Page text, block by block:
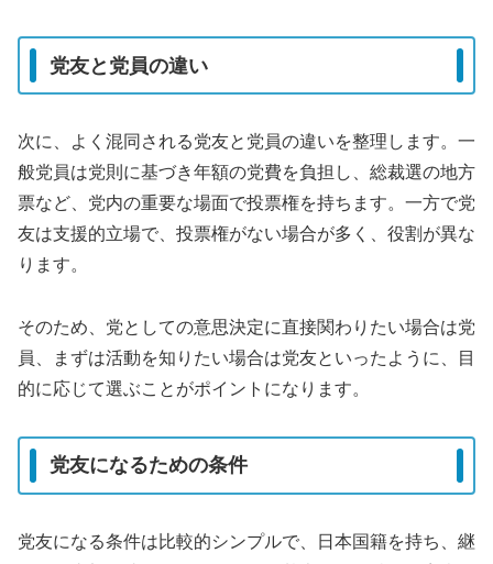
党友と党員の違い
次に、よく混同される党友と党員の違いを整理します。一
般党員は党則に基づき年額の党費を負担し、総裁選の地方
票など、党内の重要な場面で投票権を持ちます。一方で党
友は支援的立場で、投票権がない場合が多く、役割が異な
ります。
そのため、党としての意思決定に直接関わりたい場合は党
員、まずは活動を知りたい場合は党友といったように、目
的に応じて選ぶことがポイントになります。
党友になるための条件
党友になる条件は比較的シンプルで、日本国籍を持ち、継